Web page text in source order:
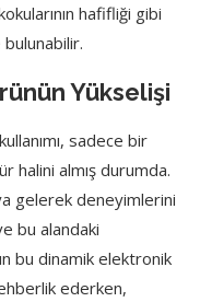
hafifliği gibi
bulunabilir.
Yükselişi
kullanımı, sadece bir
halini almış durumda.
gelerek deneyimlerini
bu alandaki
bu dinamik elektronik
ederken,